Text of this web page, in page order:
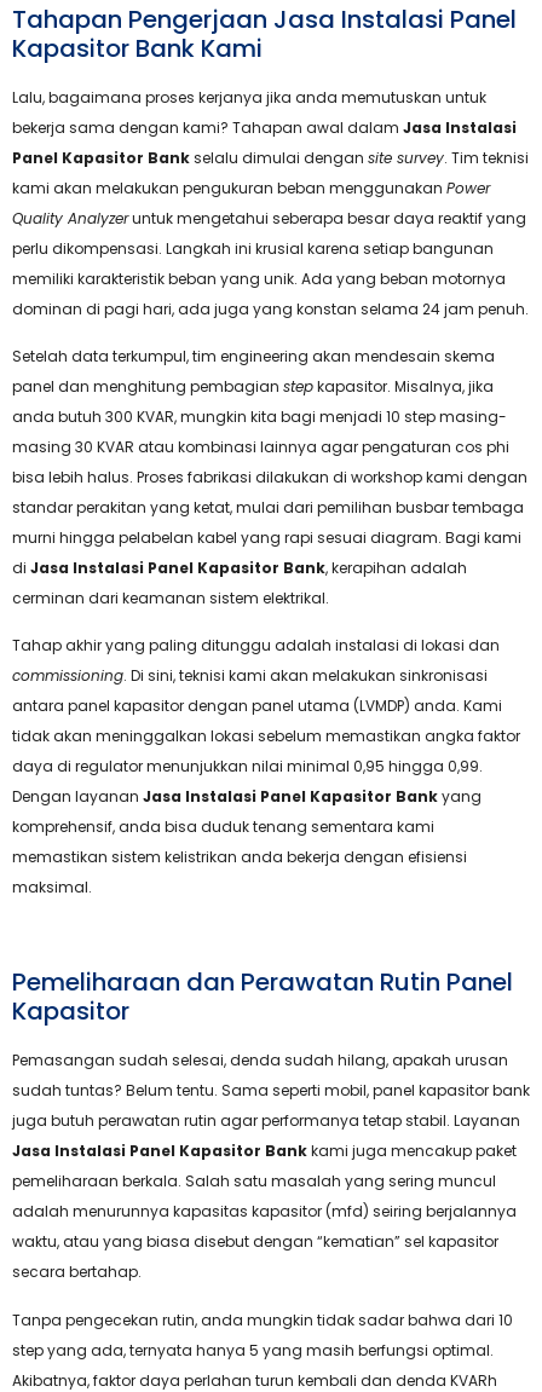
Tahapan Pengerjaan Jasa Instalasi Panel
Kapasitor Bank Kami
Lalu, bagaimana proses kerjanya jika anda memutuskan untuk
bekerja sama dengan kami? Tahapan awal dalam Jasa Instalasi
Panel Kapasitor Bankselalu dimulai dengan site survey. Tim teknisi
kami akan melakukan pengukuran beban menggunakan Power
Quality Analyzeruntuk mengetahui seberapa besar daya reaktif yang
perlu dikompensasi. Langkah ini krusial karena setiap bangunan
memiliki karakteristik beban yang unik. Ada yang beban motornya
dominan di pagi hari, ada juga yang konstan selama 24 jam penuh.
Setelah data terkumpul, tim engineering akan mendesain skema
panel dan menghitung pembagian stepkapasitor. Misalnya, jika
anda butuh 300 KVAR, mungkin kita bagi menjadi 10 step masing-
masing 30 KVAR atau kombinasi lainnya agar pengaturan cos phi
bisa lebih halus. Proses fabrikasi dilakukan di workshop kami dengan
standar perakitan yang ketat, mulai dari pemilihan busbar tembaga
murni hingga pelabelan kabel yang rapi sesuai diagram. Bagi kami
di Jasa Instalasi Panel Kapasitor Bank, kerapihan adalah
cerminan dari keamanan sistem elektrikal.
Tahap akhir yang paling ditunggu adalah instalasi di lokasi dan
commissioning. Di sini, teknisi kami akan melakukan sinkronisasi
antara panel kapasitor dengan panel utama (LVMDP) anda. Kami
tidak akan meninggalkan lokasi sebelum memastikan angka faktor
daya di regulator menunjukkan nilai minimal 0,95 hingga 0,99.
Dengan layanan Jasa Instalasi Panel Kapasitor Bankyang
komprehensif, anda bisa duduk tenang sementara kami
memastikan sistem kelistrikan anda bekerja dengan efisiensi
maksimal.
Pemeliharaan dan Perawatan Rutin Panel
Kapasitor
Pemasangan sudah selesai, denda sudah hilang, apakah urusan
sudah tuntas? Belum tentu. Sama seperti mobil, panel kapasitor bank
juga butuh perawatan rutin agar performanya tetap stabil. Layanan
Jasa Instalasi Panel Kapasitor Bankkami juga mencakup paket
pemeliharaan berkala. Salah satu masalah yang sering muncul
adalah menurunnya kapasitas kapasitor (mfd) seiring berjalannya
waktu, atau yang biasa disebut dengan “kematian” sel kapasitor
secara bertahap.
Tanpa pengecekan rutin, anda mungkin tidak sadar bahwa dari 10
step yang ada, ternyata hanya 5 yang masih berfungsi optimal.
Akibatnya, faktor daya perlahan turun kembali dan denda KVARh